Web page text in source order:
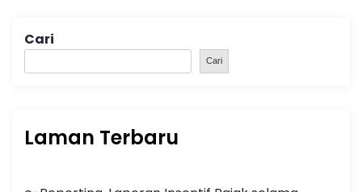
Cari
Cari
Laman Terbaru